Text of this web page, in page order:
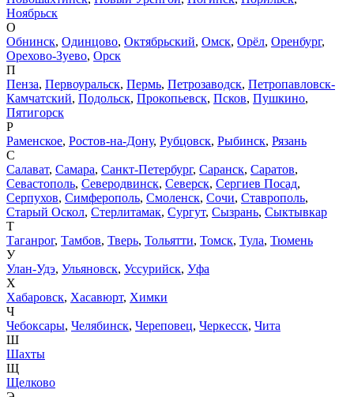
Ноябрьск
О
Обнинск, Одинцово, Октябрьский, Омск, Орёл, Оренбург,
Орехово-Зуево, Орск
П
Пенза, Первоуральск, Пермь, Петрозаводск, Петропавловск-
Камчатский, Подольск, Прокопьевск, Псков, Пушкино,
Пятигорск
Р
Раменское, Ростов-на-Дону, Рубцовск, Рыбинск, Рязань
С
Салават, Самара, Санкт-Петербург, Саранск, Саратов,
Севастополь, Северодвинск, Северск, Сергиев Посад,
Серпухов, Симферополь, Смоленск, Сочи, Ставрополь,
Старый Оскол, Стерлитамак, Сургут, Сызрань, Сыктывкар
Т
Таганрог, Тамбов, Тверь, Тольятти, Томск, Тула, Тюмень
У
Улан-Удэ, Ульяновск, Уссурийск, Уфа
Х
Хабаровск, Хасавюрт, Химки
Ч
Чебоксары, Челябинск, Череповец, Черкесск, Чита
Ш
Шахты
Щ
Щелково